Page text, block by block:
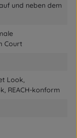
und neben dem
Court
Look,
REACH-konform